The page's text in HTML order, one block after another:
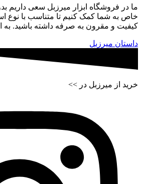
ما در فروشگاه ابزار میرزبل سعی داریم
خاص به شما کمک کنیم تا متناسب با نوع
کیفیت و مقرون به صرفه داشته باشید. به
داستان میرزبل
خرید از میرزبل در >>